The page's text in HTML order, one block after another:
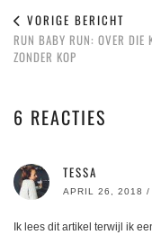
VORIGE BERICHT
RUN BABY RUN: OVER DIE
ZONDER KOP
6 REACTIES
TESSA
APRIL 26, 2018 /
Ik lees dit artikel terwijl ik